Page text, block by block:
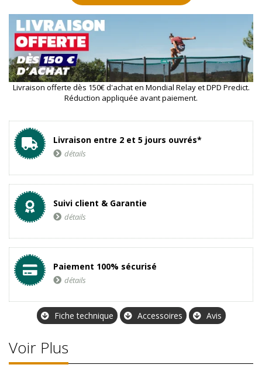
Livraison offerte dès 150€ d'achat en Mondial Relay et DPD Predict.
Réduction appliquée avant paiement.
Livraison entre 2 et 5 jours ouvrés*
détails
Suivi client & Garantie
détails
Paiement 100% sécurisé
détails
Fiche technique Accessoires Avis
Voir Plus